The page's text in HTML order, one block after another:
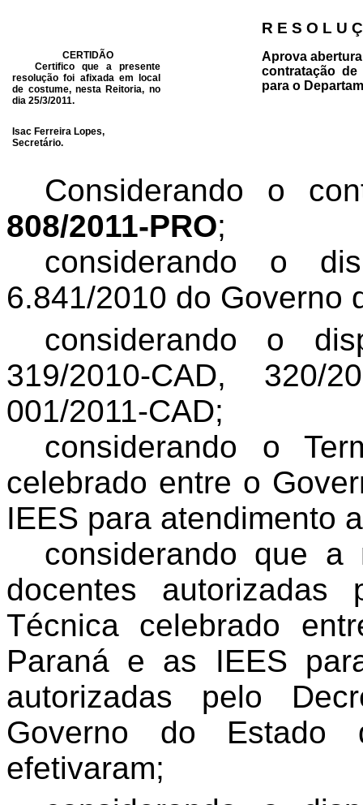
R E S O L U
CERTIDÃO
Certifico que a presente
resolução foi afixada em local
de costume, nesta Reitoria, no
dia 25/3/2011.
Isac Ferreira Lopes,
Secretário.
Aprova
contratação de
para o
Considerando o
808/2011-PRO;
considerando o
6.841/2010 do Governo
considerando o
319/2010-CAD, 320/
001/2011-CAD;
considerando o
celebrado entre o
IEES para atendimento
considerando que a
docentes autorizadas
Técnica celebrado
Paraná e as IEES
autorizadas pelo
Governo do
efetivaram;